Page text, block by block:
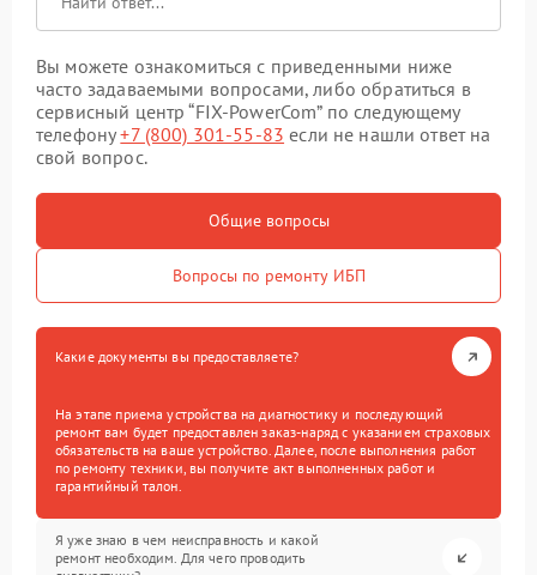
Вы можете ознакомиться с приведенными ниже
часто задаваемыми вопросами, либо обратиться в
сервисный центр “FIX-PowerCom” по следующему
телефону+7 (800) 301-55-83 если не нашли ответ на
свой вопрос.
Общие вопросы
Вопросы по ремонту ИБП
Какие документы вы предоставляете?
На этапе приема устройства на диагностику и последующий
ремонт вам будет предоставлен заказ-наряд с указанием страховых
обязательств на ваше устройство. Далее, после выполнения работ
по ремонту техники, вы получите акт выполненных работ и
гарантийный талон.
Я уже знаю в чем неисправность и какой
ремонт необходим. Для чего проводить